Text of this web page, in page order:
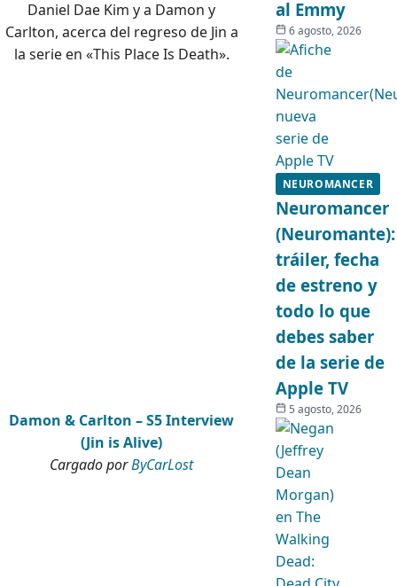
Daniel Dae Kim y a Damon y
Carlton, acerca del regreso de Jin a
la serie en «This Place Is Death».
Damon & Carlton – S5 Interview
(Jin is Alive)
Cargado porByCarLost
al Emmy
6 agosto, 2026
NEUROMANCER
Neuromancer
(Neuromante):
tráiler, fecha
de estreno y
todo lo que
debes saber
de la serie de
Apple TV
5 agosto, 2026